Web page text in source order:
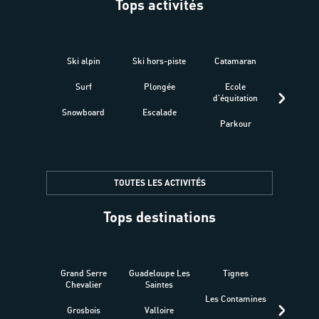
Tops activités
Ski alpin
Surf
Snowboard
Ski hors-piste
Plongée
Escalade
Catamaran
Ecole
d'équitation
Parkour
TOUTES LES ACTIVITÉS
Tops destinations
Grand Serre
Chevalier
Grosbois
Guadeloupe Les
Saintes
Valloire
Tignes
Les Contamines